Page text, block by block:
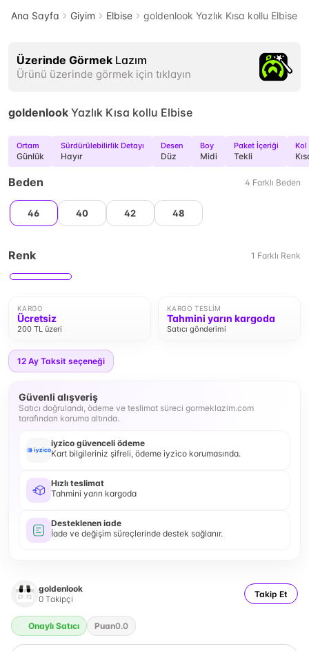
Ana Sayfa Giyim Elbise goldenlook Yazlık Kısa kollu Elbise
Üzerinde Görmek Lazım
Ürünü üzerinde görmek için tıklayın
goldenlook Yazlık Kısa kollu Elbise
Ortam
Günlük
Sürdürülebilirlik Detayı
Hayır
Desen
Düz
Boy
Midi
Paket İçeriği
Tekli
Kol
Beden 4 Farklı Beden
46 40 42 48
Renk 1 Farklı Renk
KARGO
Ücretsiz
200 TL üzeri
KARGO TESLIM
Tahmini yarın kargoda
Satıcı gönderimi
12 Ay Taksit seçeneği
Güvenli alışveriş
Satıcı doğrulandı, ödeme ve teslimat süreci gormeklazim.com
tarafından koruma altında.
iyzico güvenceli ödeme
Kart bilgileriniz şifreli, ödeme iyzico korumasında.
Hızlı teslimat
Tahmini yarın kargoda
Desteklenen iade
İade ve değişim süreçlerinde destek sağlanır.
goldenlook
0 Takipçi Takip Et
Onaylı Satıcı Puan0.0